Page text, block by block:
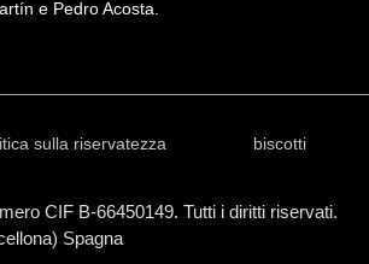
e Pedro Acosta.
sulla riservatezza biscotti
CIF B-66450149. Tutti i diritti riservati.
Spagna